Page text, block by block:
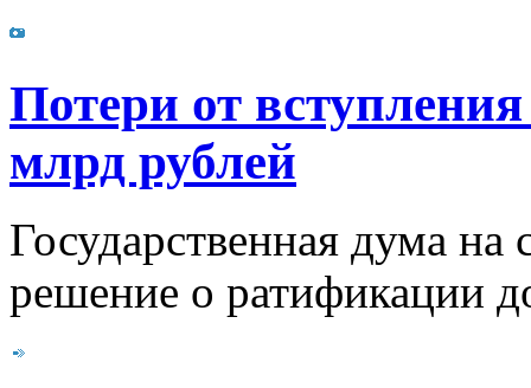
Потери от
млрд рублей
Государственная дума
решение о ратификации